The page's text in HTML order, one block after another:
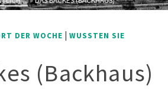
DER WOCHE | WUSSTEN SIE
(Backhaus)